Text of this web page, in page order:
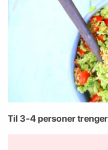
Til 3-4 personer